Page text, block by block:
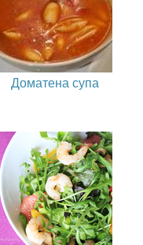
Доматена супа